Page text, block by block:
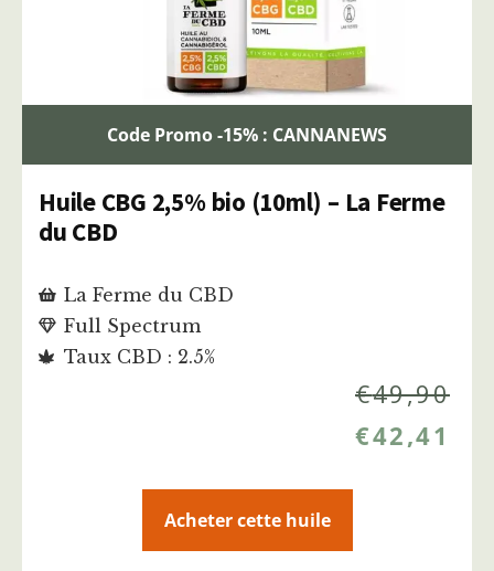
Code Promo -15% : CANNANEWS
Huile CBG 2,5% bio (10ml) – La Ferme
du CBD
La Ferme du CBD
Full Spectrum
Taux CBD : 2.5%
€49,90
€42,41
Acheter cette huile